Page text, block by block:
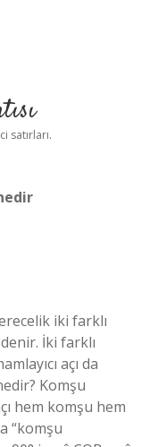
satırları.
iki farklı
denir. İki farklı
açı da
Komşu
hem komşu hem
“komşu